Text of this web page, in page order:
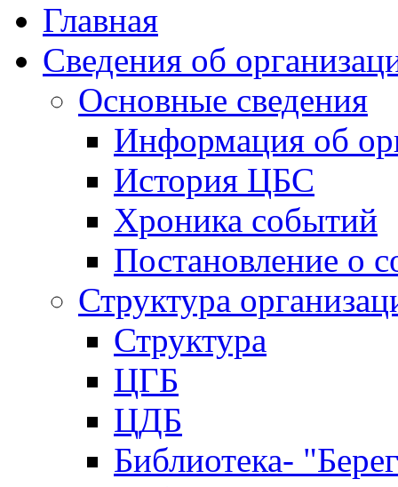
Главная
Сведения об
Основные сведения
Информация об
История ЦБС
Хроника событий
Постановление о
Структура
Структура
ЦГБ
ЦДБ
Библиотека-